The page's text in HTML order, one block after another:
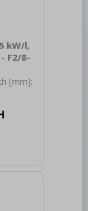
kW/l,
F2/8-
[mm]:
430